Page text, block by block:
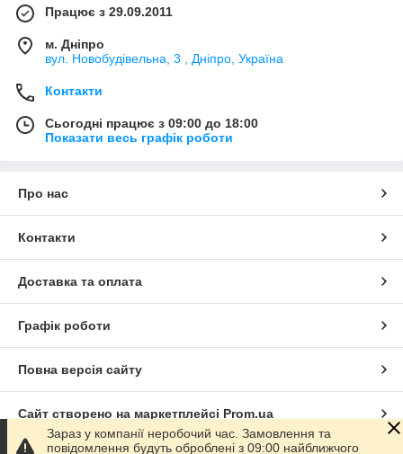
Працює з 29.09.2011
м. Дніпро
вул. Новобудівельна, 3 , Дніпро, Україна
Контакти
Сьогодні працює з 09:00 до 18:00
Показати весь графік роботи
Про нас
Контакти
Доставка та оплата
Графік роботи
Повна версія сайту
Сайт створено на маркетплейсі Prom.ua
Зараз у компанії неробочий час. Замовлення та
повідомлення будуть оброблені з 09:00 найближчого